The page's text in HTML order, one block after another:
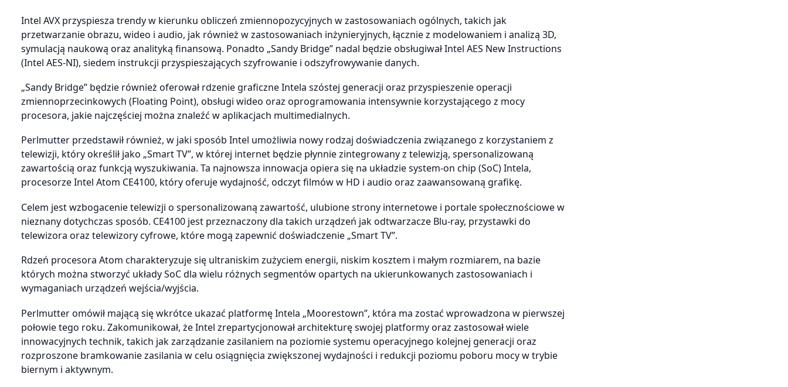
Intel AVX przyspiesza trendy w kierunku obliczeń zmiennopozycyjnych w zastosowaniach ogólnych, takich jak
przetwarzanie obrazu, wideo i audio, jak również w zastosowaniach inżynieryjnych, łącznie z modelowaniem i analizą 3D,
symulacją naukową oraz analityką finansową. Ponadto „Sandy Bridge” nadal będzie obsługiwał Intel AES New Instructions
(Intel AES-NI), siedem instrukcji przyspieszających szyfrowanie i odszyfrowywanie danych.
„Sandy Bridge” będzie również oferował rdzenie graficzne Intela szóstej generacji oraz przyspieszenie operacji
zmiennoprzecinkowych (Floating Point), obsługi wideo oraz oprogramowania intensywnie korzystającego z mocy
procesora, jakie najczęściej można znaleźć w aplikacjach multimedialnych.
Perlmutter przedstawił również, w jaki sposób Intel umożliwia nowy rodzaj doświadczenia związanego z korzystaniem z
telewizji, który określił jako „Smart TV”, w której internet będzie płynnie zintegrowany z telewizją, spersonalizowaną
zawartością oraz funkcją wyszukiwania. Ta najnowsza innowacja opiera się na układzie system-on chip (SoC) Intela,
procesorze Intel Atom CE4100, który oferuje wydajność, odczyt filmów w HD i audio oraz zaawansowaną grafikę.
Celem jest wzbogacenie telewizji o spersonalizowaną zawartość, ulubione strony internetowe i portale społecznościowe w
nieznany dotychczas sposób. CE4100 jest przeznaczony dla takich urządzeń jak odtwarzacze Blu-ray, przystawki do
telewizora oraz telewizory cyfrowe, które mogą zapewnić doświadczenie „Smart TV”.
Rdzeń procesora Atom charakteryzuje się ultraniskim zużyciem energii, niskim kosztem i małym rozmiarem, na bazie
których można stworzyć układy SoC dla wielu różnych segmentów opartych na ukierunkowanych zastosowaniach i
wymaganiach urządzeń wejścia/wyjścia.
Perlmutter omówił mającą się wkrótce ukazać platformę Intela „Moorestown”, która ma zostać wprowadzona w pierwszej
połowie tego roku. Zakomunikował, że Intel zrepartycjonował architekturę swojej platformy oraz zastosował wiele
innowacyjnych technik, takich jak zarządzanie zasilaniem na poziomie systemu operacyjnego kolejnej generacji oraz
rozproszone bramkowanie zasilania w celu osiągnięcia zwiększonej wydajności i redukcji poziomu poboru mocy w trybie
biernym i aktywnym.